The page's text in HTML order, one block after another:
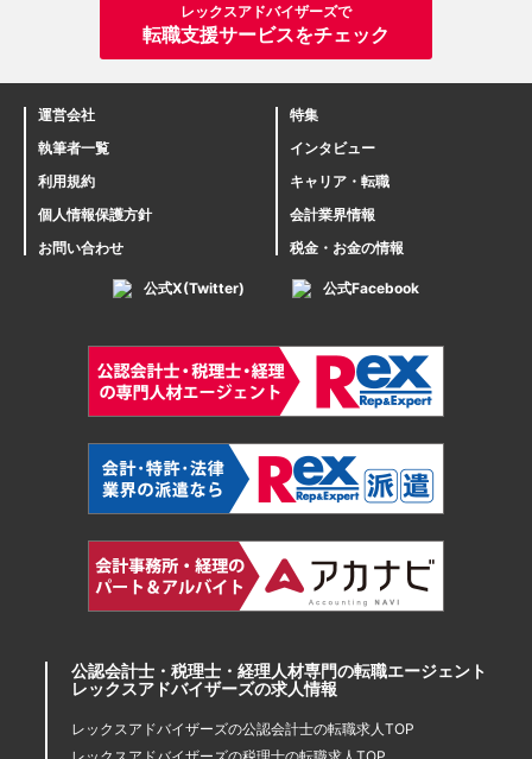
レックスアドバイザーズで
転職支援サービスをチェック
運営会社
執筆者一覧
利用規約
個人情報保護方針
お問い合わせ
特集
インタビュー
キャリア・転職
会計業界情報
税金・お金の情報
公式X(Twitter) 公式Facebook
公認会計士・税理士・経理人材専門の転職エージェント
レックスアドバイザーズの求人情報
レックスアドバイザーズの公認会計士の転職求人TOP